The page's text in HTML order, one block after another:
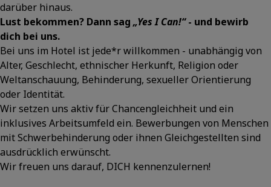
darüber hinaus.
Lust bekommen? Dann sag „Yes I Can!“- und bewirb
dich bei uns.
Bei uns im Hotel ist jede*r willkommen - unabhängig von
Alter, Geschlecht, ethnischer Herkunft, Religion oder
Weltanschauung, Behinderung, sexueller Orientierung
oder Identität.
Wir setzen uns aktiv für Chancengleichheit und ein
inklusives Arbeitsumfeld ein. Bewerbungen von Menschen
mit Schwerbehinderung oder ihnen Gleichgestellten sind
ausdrücklich erwünscht.
Wir freuen uns darauf, DICH kennenzulernen!